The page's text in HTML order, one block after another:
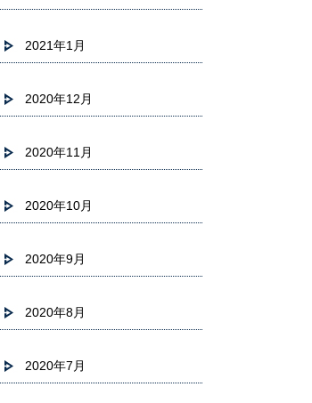
2021年1月
2020年12月
2020年11月
2020年10月
2020年9月
2020年8月
2020年7月